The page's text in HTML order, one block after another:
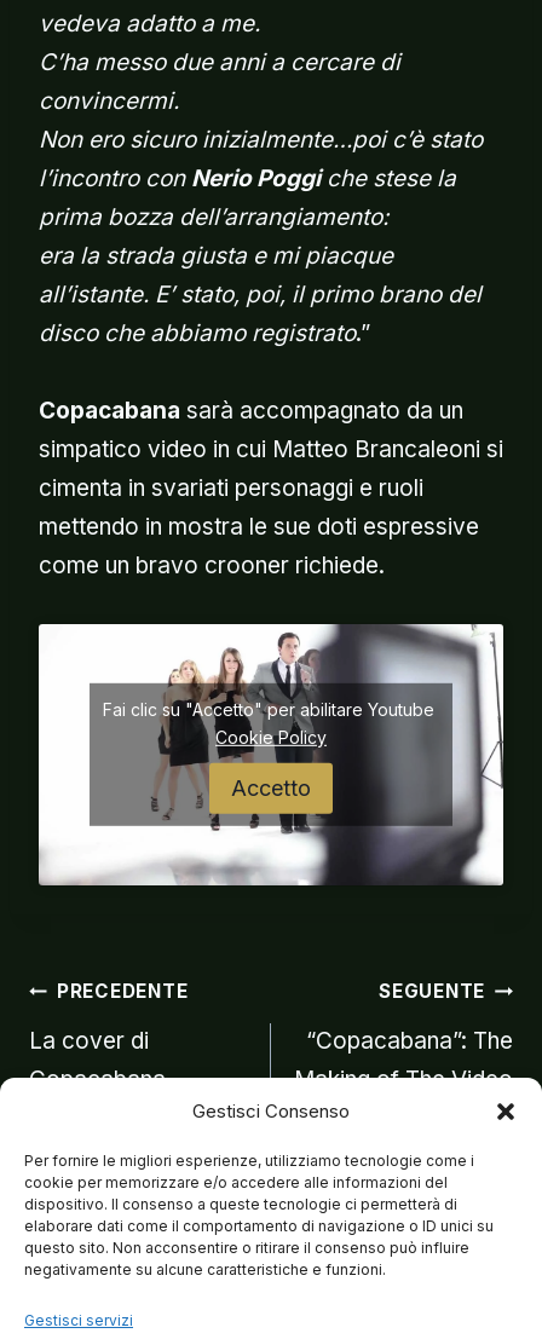
Gestisci Consenso
Per fornire le migliori esperienze, utilizziamo tecnologie come i
cookie per memorizzare e/o accedere alle informazioni del
dispositivo. Il consenso a queste tecnologie ci permetterà di
elaborare dati come il comportamento di navigazione o ID unici su
questo sito. Non acconsentire o ritirare il consenso può influire
negativamente su alcune caratteristiche e funzioni.
Gestisci servizi
vedeva adatto a me.
C’ha messo due anni a cercare di
convincermi.
Non ero sicuro inizialmente…poi c’è stato
l’incontro con Nerio Poggiche stese la
prima bozza dell’arrangiamento:
era la strada giusta e mi piacque
all’istante. E’ stato, poi, il primo brano del
disco che abbiamo registrato.”
Copacabana sarà accompagnato da un
simpatico video in cui Matteo Brancaleoni si
cimenta in svariati personaggi e ruoli
mettendo in mostra le sue doti espressive
come un bravo crooner richiede.
Fai clic su "Accetto" per abilitare Youtube
Cookie Policy
Accetto
articoli
PRECEDENTE
La cover di
Copacabana
cantata da Matteo
Brancaleoni
SEGUENTE
“Copacabana”: The
Making of The Video